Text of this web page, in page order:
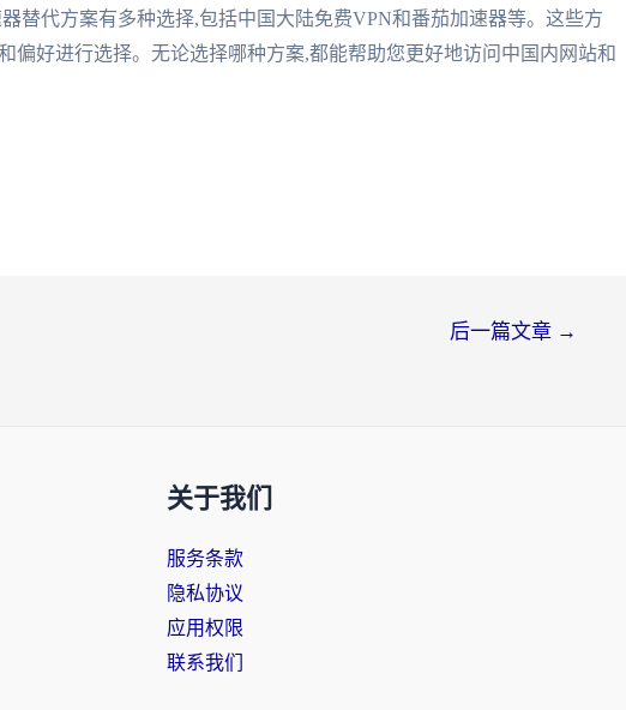
替代方案有多种选择,包括中国大陆免费VPN和番茄加速器等。这些方
偏好进行选择。无论选择哪种方案,都能帮助您更好地访问中国内网站和
后一篇文章 →
关于我们
服务条款
隐私协议
应用权限
联系我们